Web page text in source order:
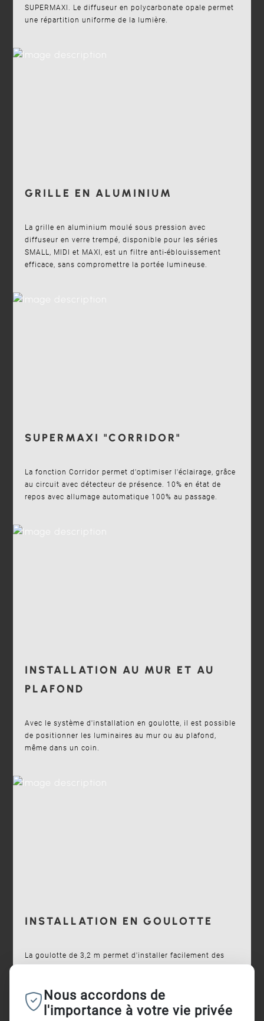
SUPERMAXI. Le diffuseur en polycarbonate opale permet
une répartition uniforme de la lumière.
GRILLE EN ALUMINIUM
La grille en aluminium moulé sous pression avec
diffuseur en verre trempé, disponible pour les séries
SMALL, MIDI et MAXI, est un filtre anti-éblouissement
efficace, sans compromettre la portée lumineuse.
SUPERMAXI "CORRIDOR"
La fonction Corridor permet d'optimiser l'éclairage, grâce
au circuit avec détecteur de présence. 10% en état de
repos avec allumage automatique 100% au passage.
INSTALLATION AU MUR ET AU
PLAFOND
Avec le système d'installation en goulotte, il est possible
de positionner les luminaires au mur ou au plafond,
même dans un coin.
INSTALLATION EN GOULOTTE
La goulotte de 3,2 m permet d'installer facilement des
précis et un alignement parfait.
Nous accordons de
l'importance à votre vie privée